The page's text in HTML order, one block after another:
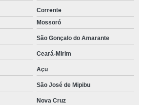
Corrente
Mossoró
São Gonçalo do Amarante
Ceará-Mirim
Açu
São José de Mipibu
Nova Cruz